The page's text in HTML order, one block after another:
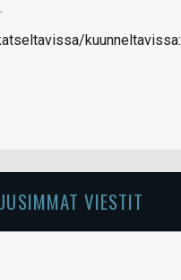
kuunneltavissa:
VIESTIT